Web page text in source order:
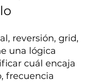
reversión, grid,
una lógica
cuál encaja
frecuencia